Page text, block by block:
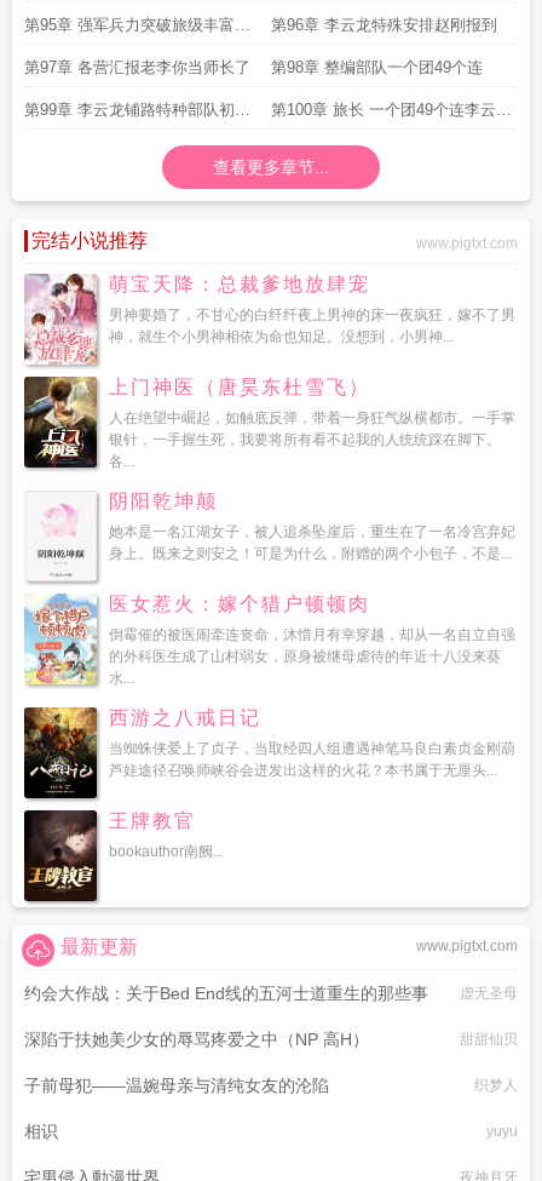
旅成了背锅的 总的期待
第95章 强军兵力突破旅级丰富的
奖励周卫国来了
第96章 李云龙特殊安排赵刚报到
第97章 各营汇报老李你当师长了 第98章 整编部队一个团49个连
第99章 李云龙铺路特种部队初型 第100章 旅长 一个团49个连李云龙
顶着团长头衔当旅长
查看更多章节...
完结小说推荐 www.pigtxt.com
萌宝天降：总裁爹地放肆宠
男神要婚了，不甘心的白纤纤夜上男神的床一夜疯狂，嫁不了男
神，就生个小男神相依为命也知足。没想到，小男神...
上门神医（唐昊东杜雪飞）
人在绝望中崛起，如触底反弹，带着一身狂气纵横都市。一手掌
银针，一手握生死，我要将所有看不起我的人统统踩在脚下。
各...
阴阳乾坤颠
她本是一名江湖女子，被人追杀坠崖后，重生在了一名冷宫弃妃
身上。既来之则安之！可是为什么，附赠的两个小包子，不是...
医女惹火：嫁个猎户顿顿肉
倒霉催的被医闹牵连丧命，沐惜月有幸穿越，却从一名自立自强
的外科医生成了山村弱女，原身被继母虐待的年近十八没来葵
水...
西游之八戒日记
当蜘蛛侠爱上了贞子，当取经四人组遭遇神笔马良白素贞金刚葫
芦娃途径召唤师峡谷会迸发出这样的火花？本书属于无厘头...
王牌教官
bookauthor南阙...
www.pigtxt.com
最新更新
约会大作战：关于Bed End线的五河士道重生的那些事 虚无圣母
深陷于扶她美少女的辱骂疼爱之中（NP 高H） 甜甜仙贝
子前母犯——温婉母亲与清纯女友的沦陷 织梦人
相识 yuyu
夜神月牙